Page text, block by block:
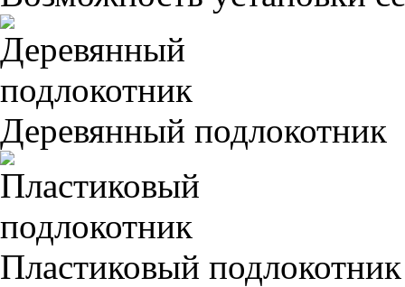
Деревянный подлокотник
Пластиковый подлокотник